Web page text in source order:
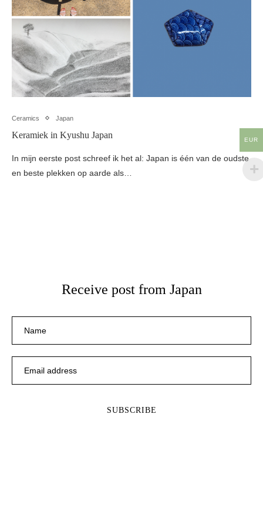
Ceramics Japan
Keramiek in Kyushu Japan
In mijn eerste post schreef ik het al: Japan is één van de oudste
en beste plekken op aarde als…
Receive post from Japan
EUR